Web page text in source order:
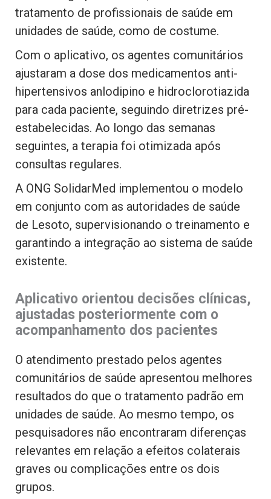
tratamento de profissionais de saúde em
unidades de saúde, como de costume.
Com o aplicativo, os agentes comunitários
ajustaram a dose dos medicamentos anti-
hipertensivos anlodipino e hidroclorotiazida
para cada paciente, seguindo diretrizes pré-
estabelecidas. Ao longo das semanas
seguintes, a terapia foi otimizada após
consultas regulares.
A ONG SolidarMed implementou o modelo
em conjunto com as autoridades de saúde
de Lesoto, supervisionando o treinamento e
garantindo a integração ao sistema de saúde
existente.
Aplicativo orientou decisões clínicas,
ajustadas posteriormente com o
acompanhamento dos pacientes
O atendimento prestado pelos agentes
comunitários de saúde apresentou melhores
resultados do que o tratamento padrão em
unidades de saúde. Ao mesmo tempo, os
pesquisadores não encontraram diferenças
relevantes em relação a efeitos colaterais
graves ou complicações entre os dois
grupos.